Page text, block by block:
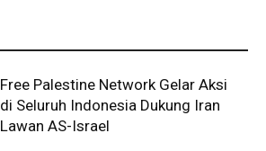
Free Palestine Network Gelar Aksi
di Seluruh Indonesia Dukung Iran
Lawan AS-Israel